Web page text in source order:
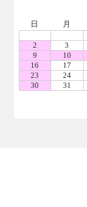
日
月
2
3
9
10
16
17
23
24
30
31